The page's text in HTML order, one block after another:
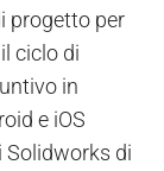
progetto per
ciclo di
in
e iOS
Solidworks di